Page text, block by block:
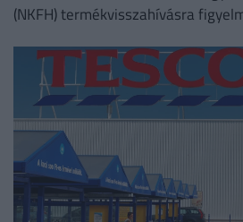
(NKFH) termékvisszahívásra